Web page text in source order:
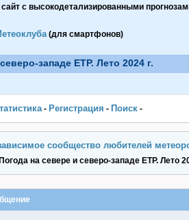
с высокодетализированными
(для смартфонов)
западе ЕТР. Лето 2024 г.
- Pегистрация - Поиск -
сообщество любителей
Погода на севере и северо-западе ЕТР. Лето